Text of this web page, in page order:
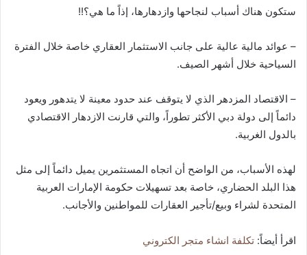
ستكون هناك أسباب لنجاحها وازدهارها، إذاً ما هي؟!!
– عوائد مالية عالية على جانب الاستثمار العقاري خاصة خلال الفترة
السياحية خلال أشهر الصيف.
– الاقتصاد المزدهر الذي لا يتوقف عند حدود معينة لا يتدهور ويعود
دائماً إلى دولة دبي الأكثر تطوراً، والتي قارنت الازدهار الاقتصادي
بالدول الغربية.
لهذه الأسباب، من الواضح أن اتجاه المستثمرين يميل دائماً إلى مثل
هذا البلد الحضاري، خاصة بعد تسهيلات حكومة الإمارات العربية
المتحدة لشراء وبيع/تأجير العقارات للمواطنين والأجانب.
اقرأ أيضاً: تكلفة انشاء متجر الكتروني